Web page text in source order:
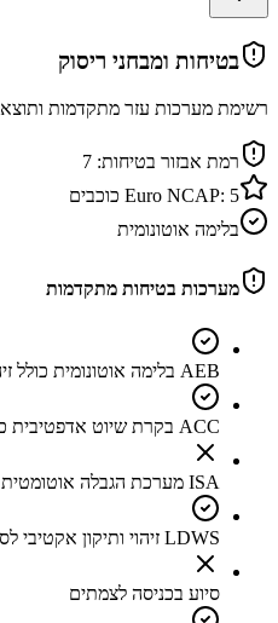
בטיחות ומבחני ריסוק
רשימת מערכות עזר מתקדמות
רמת אבזור בטיחות: 7
Euro NCAP: 5
כוכבים
בלימה אוטונומית
מערכות בטיחות מתקדמות
AEB בלימה אוטונומית כולל זיהוי הולכי רגל ואופניים
ACC בקרת שיוט אדפטיבית כולל סיוע בפקקים
ISA מערכת הגבלה אוטומטית למהירות הרכב
LDWS זיהוי ותיקון אקטיבי לסטיה מנתיב
סיוע בכניסה לצמתים